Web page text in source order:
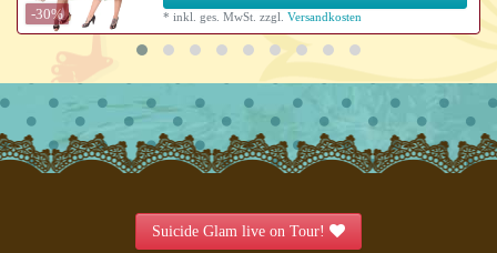
-30% *inkl. ges. MwSt. zzgl.Versandkosten
Suicide Glam live on Tour!